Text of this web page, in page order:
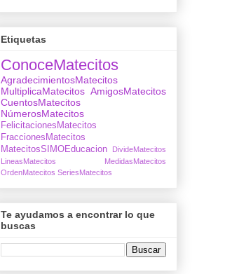
Etiquetas
ConoceMatecitos
AgradecimientosMatecitos
MultiplicaMatecitos AmigosMatecitos
CuentosMatecitos
NúmerosMatecitos
FelicitacionesMatecitos
FraccionesMatecitos
MatecitosSIMOEducacion
DivideMatecitos
LineasMatecitos
MedidasMatecitos
OrdenMatecitos SeriesMatecitos
Te ayudamos a encontrar lo que
buscas